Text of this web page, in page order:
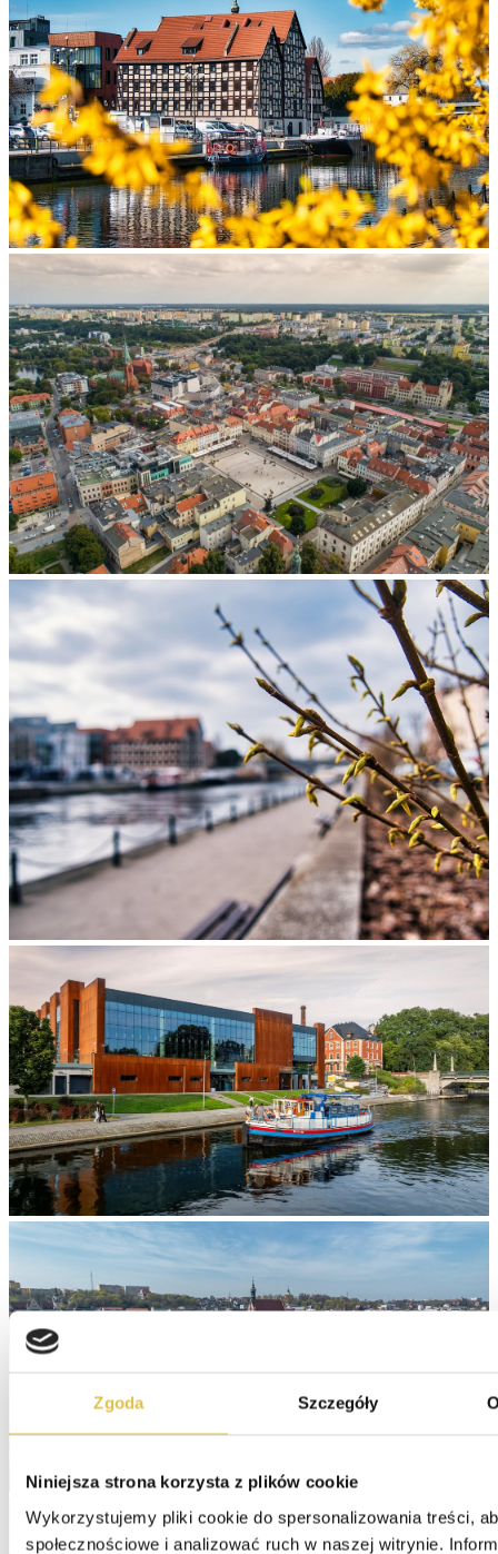
Zgoda Szczegóły
Niniejsza strona korzysta z plików cookie
Wykorzystujemy pliki cookie do spersonalizowania treści,
społecznościowe i analizować ruch w naszej witrynie.